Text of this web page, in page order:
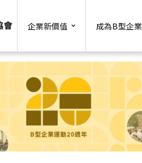
企業新價值 成為B型企業